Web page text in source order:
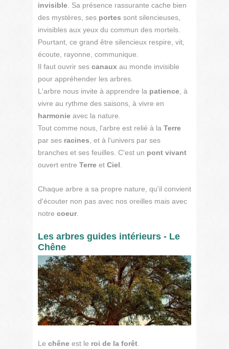
invisible . Sa présence rassurante cache bien
des mystères, ses portes sont silencieuses,
invisibles aux yeux du commun des mortels.
Pourtant, ce grand être silencieux respire, vit,
écoute, rayonne, communique.
Il faut ouvrir ses canaux au monde invisible
pour appréhender les arbres.
L'arbre nous invite à apprendre la patience , à
vivre au rythme des saisons, à vivre en
harmonie avec la nature.
Tout comme nous, l'arbre est relié à la Terre
par ses racines , et à l'univers par ses
branches et ses feuilles. C'est un pont vivant
ouvert entre Terre et Ciel
Chaque arbre a sa propre nature, qu'il convient
d'écouter non pas avec nos oreilles mais avec
notre coeur.
Les arbres guides intérieurs - Le
Chêne
Le chêne est le roi de la forêt